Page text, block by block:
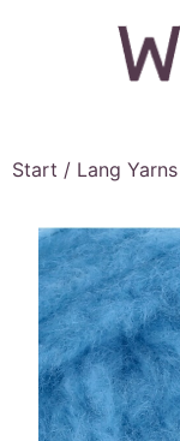
Start / Lang Yarns